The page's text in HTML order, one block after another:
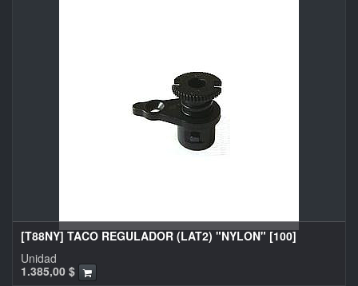
[T88NY] TACO REGULADOR (LAT2) "NYLON" [100]
1.385,00 $
Unidad